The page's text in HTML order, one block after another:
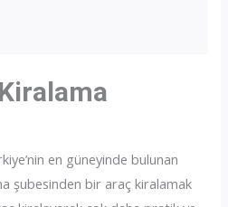
en güneyinde bulunan
şubesinden bir araç kiralamak